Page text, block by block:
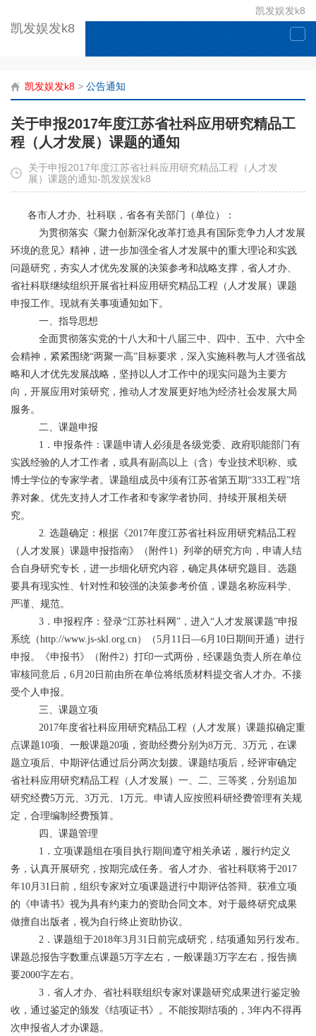
凯发娱发k8
凯发娱发k8
凯发娱发k8 > 公告通知
关于申报2017年度江苏省社科应用研究精品工
程（人才发展）课题的通知
关于申报2017年度江苏省社科应用研究精品工程（人才发
展）课题的通知-凯发娱发k8
各市人才办、社科联，省各有关部门（单位）：
为贯彻落实《聚力创新深化改革打造具有国际竞争力人才发展
环境的意见》精神，进一步加强全省人才发展中的重大理论和实践
问题研究，夯实人才优先发展的决策参考和战略支撑，省人才办、
省社科联继续组织开展省社科应用研究精品工程（人才发展）课题
申报工作。现就有关事项通知如下。
一、指导思想
全面贯彻落实党的十八大和十八届三中、四中、五中、六中全
会精神，紧紧围绕“两聚一高”目标要求，深入实施科教与人才强省战
略和人才优先发展战略，坚持以人才工作中的现实问题为主要方
向，开展应用对策研究，推动人才发展更好地为经济社会发展大局
服务。
二、课题申报
1．申报条件：课题申请人必须是各级党委、政府职能部门有
实践经验的人才工作者，或具有副高以上（含）专业技术职称、或
博士学位的专家学者。课题组成员中须有江苏省第五期“333工程”培
养对象。优先支持人才工作者和专家学者协同、持续开展相关研
究。
2. 选题确定：根据《2017年度江苏省社科应用研究精品工程
（人才发展）课题申报指南》（附件1）列举的研究方向，申请人结
合自身研究专长，进一步细化研究内容，确定具体研究题目。选题
要具有现实性、针对性和较强的决策参考价值，课题名称应科学、
严谨、规范。
3．申报程序：登录“江苏社科网”，进入“人才发展课题”申报
系统（http://www.js-skl.org.cn）（5月11日—6月10日期间开通）进行
申报。《申报书》（附件2）打印一式两份，经课题负责人所在单位
审核同意后，6月20日前由所在单位将纸质材料提交省人才办。不接
受个人申报。
三、课题立项
2017年度省社科应用研究精品工程（人才发展）课题拟确定重
点课题10项、一般课题20项，资助经费分别为8万元、3万元，在课
题立项后、中期评估通过后分两次划拨。课题结项后，经评审确定
省社科应用研究精品工程（人才发展）一、二、三等奖，分别追加
研究经费5万元、3万元、1万元。申请人应按照科研经费管理有关规
定，合理编制经费预算。
四、课题管理
1．立项课题组在项目执行期间遵守相关承诺，履行约定义
务，认真开展研究，按期完成任务。省人才办、省社科联将于2017
年10月31日前，组织专家对立项课题进行中期评估答辩。获准立项
的《申请书》视为具有约束力的资助合同文本。对于最终研究成果
做擅自出版者，视为自行终止资助协议。
2．课题组于2018年3月31日前完成研究，结项通知另行发布。
课题总报告字数重点课题5万字左右，一般课题3万字左右，报告摘
要2000字左右。
3．省人才办、省社科联组织专家对课题研究成果进行鉴定验
收，通过鉴定的颁发《结项证书》。不能按期结项的，3年内不得再
次申报省人才办课题。